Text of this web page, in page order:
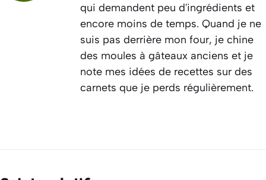
qui demandent peu d'ingrédients et
encore moins de temps. Quand je ne
suis pas derrière mon four, je chine
des moules à gâteaux anciens et je
note mes idées de recettes sur des
carnets que je perds régulièrement.